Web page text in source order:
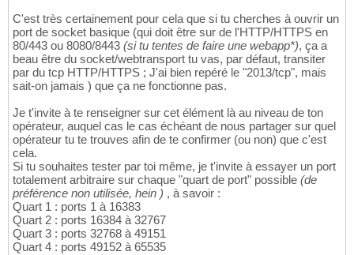
C'est très certainement pour cela que si tu cherches à ouvrir un
port de socket basique (qui doit être sur de l'HTTP/HTTPS en
80/443 ou 8080/8443 (si tu tentes de faire une webapp*), ça a
beau être du socket/webtransport tu vas, par défaut, transiter
par du tcp HTTP/HTTPS ; J'ai bien repéré le "2013/tcp", mais
sait-on jamais ) que ça ne fonctionne pas.
Je t'invite à te renseigner sur cet élément là au niveau de ton
opérateur, auquel cas le cas échéant de nous partager sur quel
opérateur tu te trouves afin de te confirmer (ou non) que c'est
cela.
Si tu souhaites tester par toi même, je t'invite à essayer un port
totalement arbitraire sur chaque "quart de port" possible (de
préférence non utilisée, hein ) , à savoir :
Quart 1 : ports 1 à 16383
Quart 2 : ports 16384 à 32767
Quart 3 : ports 32768 à 49151
Quart 4 : ports 49152 à 65535